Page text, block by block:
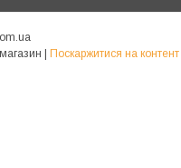
GOOL.COM.UA оптово-роздрібний склад будівельних та декоративних матеріалів інтернет-магазин | Поскаржитися на контент